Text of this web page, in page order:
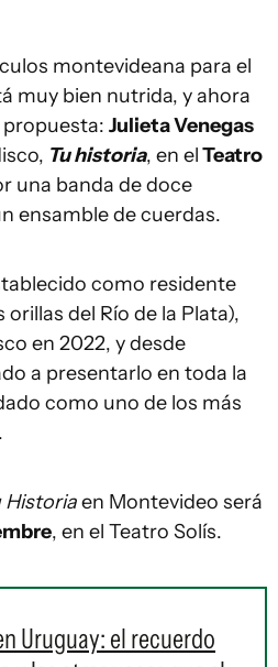
montevideana para el
muy bien nutrida, y ahora
Julieta Venegas
Tu historia, en elTeatro
una banda de doce
ensamble de cuerdas.
como residente
del Río de la Plata),
en 2022, y desde
a presentarlo en toda la
como uno de los más
Historiaen Montevideo será
, en el Teatro Solís.
Uruguay: el recuerdo